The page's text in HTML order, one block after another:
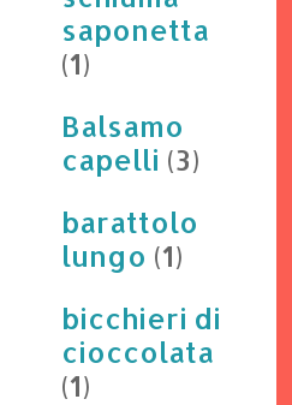
saponetta
(1)
Balsamo
capelli (3)
barattolo
lungo (1)
bicchieri di
cioccolata
(1)